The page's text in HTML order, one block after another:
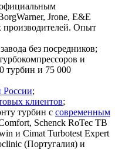
Jrone, E&E
производителей. Опыт
без посредников;
и
турбин и 75 000
России;
клиентов;
турбин с современным
Schenck RoTec TB
и Cimat Turbotest Expert
(Португалия) и